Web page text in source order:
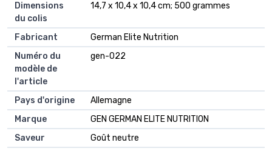
Dimensions
du colis
14,7 x 10,4 x 10,4 cm; 500 grammes
Fabricant
German Elite Nutrition
Numéro du
modèle de
l'article
gen-022
Pays d'origine
Allemagne
Marque
GEN GERMAN ELITE NUTRITION
Saveur
Goût neutre